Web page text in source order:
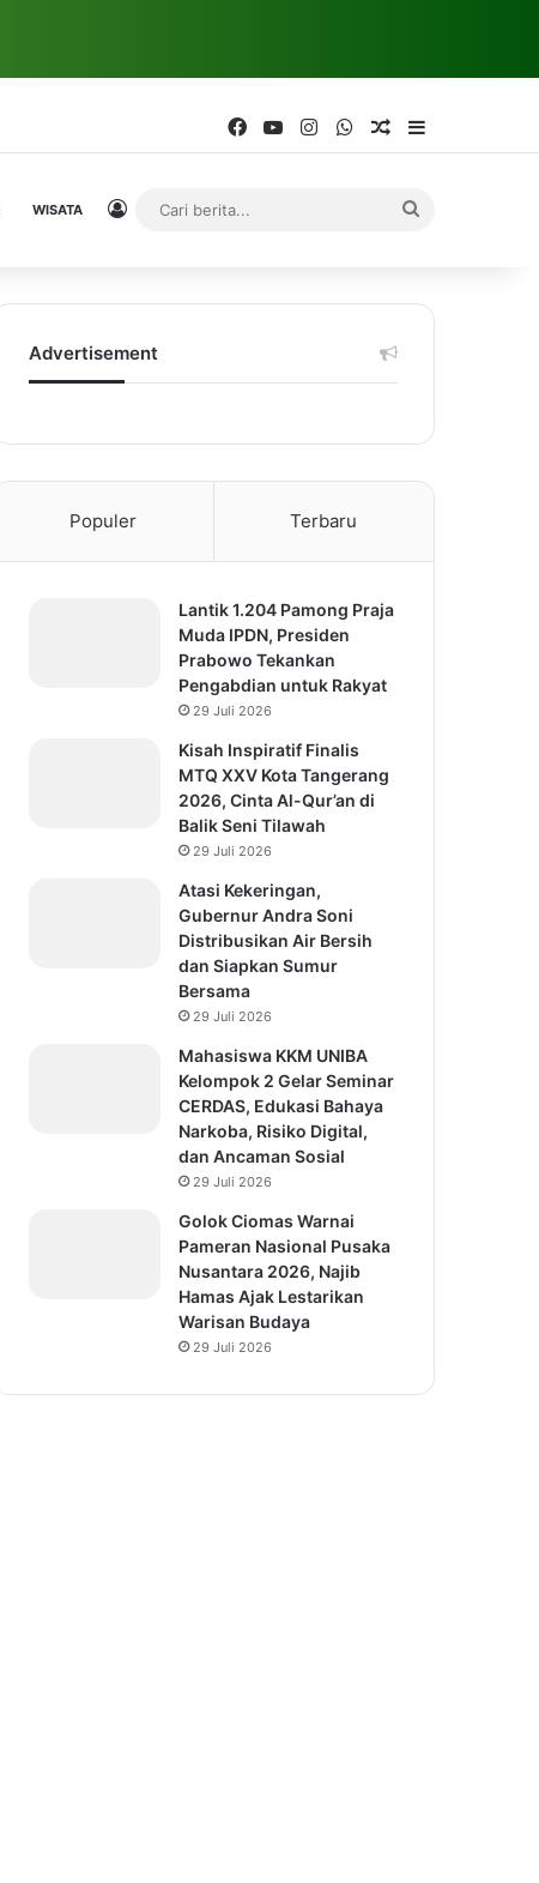
FacebookYouTubeInstagramWhatsAppRandom Article
WISATA Log In
Advertisement
Populer Terbaru
Lantik 1.204 Pamong Praja
Muda IPDN, Presiden
Prabowo Tekankan
Pengabdian untuk Rakyat
29 Juli 2026
Kisah Inspiratif Finalis
MTQ XXV Kota Tangerang
2026, Cinta Al-Qur’an di
Balik Seni Tilawah
29 Juli 2026
Atasi Kekeringan,
Gubernur Andra Soni
Distribusikan Air Bersih
dan Siapkan Sumur
Bersama
29 Juli 2026
Mahasiswa KKM UNIBA
Kelompok 2 Gelar Seminar
CERDAS, Edukasi Bahaya
Narkoba, Risiko Digital,
dan Ancaman Sosial
29 Juli 2026
Golok Ciomas Warnai
Pameran Nasional Pusaka
Nusantara 2026, Najib
Hamas Ajak Lestarikan
Warisan Budaya
29 Juli 2026